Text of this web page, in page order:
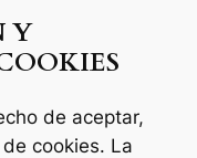
Y
de aceptar,
cookies. La